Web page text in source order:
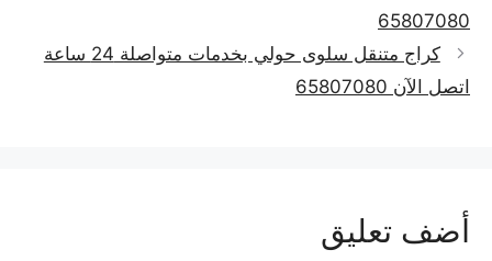
65807080
كراج متنقل سلوى حولي بخدمات متواصلة 24 ساعة
اتصل الآن 65807080
أضف تعليق